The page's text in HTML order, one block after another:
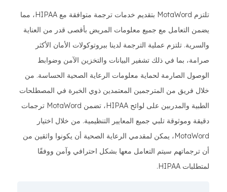
تلتزم MotaWord بتقديم خدمات ترجمة متوافقة مع HIPAA، مما
يضمن التعامل مع جميع معلومات المريض بأقصى قدر من العناية
والسرية. تلتزم عملية الترجمة لدينا ببروتوكولات الأمان الأكثر
صرامة، بما في ذلك تشفير البيانات والتخزين الآمن وضوابط
الوصول الصارمة لحماية معلومات الرعاية الصحية الحساسة. من
خلال فريق من المترجمين المعتمدين ذوي الخبرة في المصطلحات
الطبية والمدربين على لوائح HIPAA، تضمن MotaWord ترجمات
دقيقة وموثوقة تلبي جميع المعايير التنظيمية. من خلال اختيار
MotaWord، يمكن لمقدمي الرعاية الصحية أن يكونوا واثقين من
أن ترجماتهم سيتم التعامل معها بشكل احترافي وآمن ووفقًا
لمتطلبات HIPAA.